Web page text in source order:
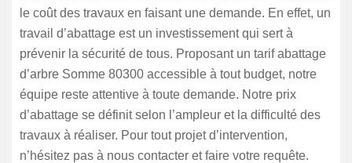
le coût des travaux en faisant une demande. En effet, un
travail d’abattage est un investissement qui sert à
prévenir la sécurité de tous. Proposant un tarif abattage
d’arbre Somme 80300 accessible à tout budget, notre
équipe reste attentive à toute demande. Notre prix
d’abattage se définit selon l’ampleur et la difficulté des
travaux à réaliser. Pour tout projet d’intervention,
n’hésitez pas à nous contacter et faire votre requête.